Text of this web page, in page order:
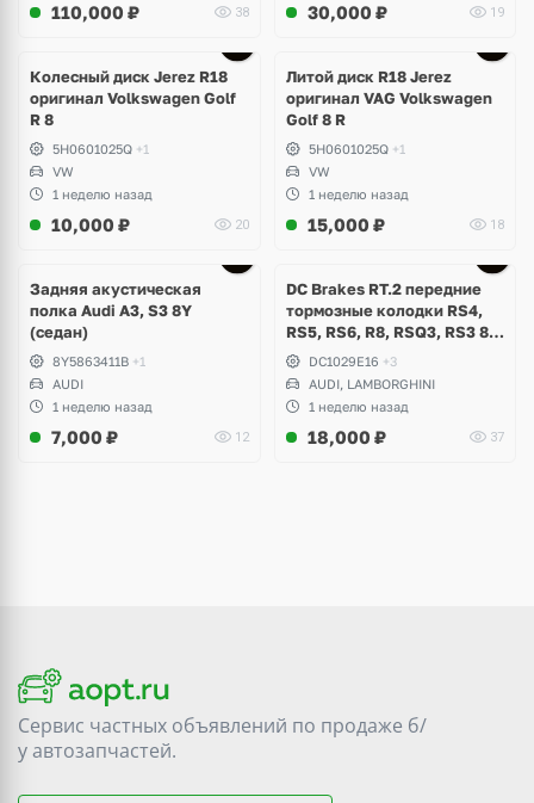
110,000 ₽ 38 30,000 ₽ 19
Колесный диск Jerez R18
оригинал Volkswagen Golf
R 8
5H0601025Q +1
VW
1 неделю назад
10,000 ₽ 20
Литой диск R18 Jerez
оригинал VAG Volkswagen
Golf 8 R
5H0601025Q +1
VW
1 неделю назад
15,000 ₽ 18
Задняя акустическая
полка Audi A3, S3 8Y
(седан)
8Y5863411B +1
AUDI
1 неделю назад
7,000 ₽ 12
DC Brakes RT.2 передние
тормозные колодки RS4,
RS5, RS6, R8, RSQ3, RS3 8V
(комплект 8 шт)
DC1029E16 +3
AUDI, LAMBORGHINI
1 неделю назад
18,000 ₽ 37
Сервис частных объявлений по продаже б/
уавтозапчастей.